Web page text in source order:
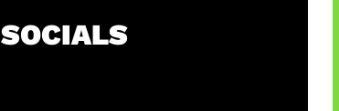
SOCIALS